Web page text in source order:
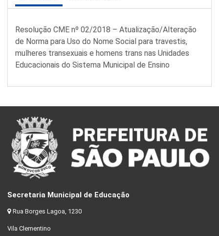
Resolução CME nº 02/2018 – Atualização/Alteração
de Norma para Uso do Nome Social para travestis,
mulheres transexuais e homens trans nas Unidades
Educacionais do Sistema Municipal de Ensino
Secretaria Municipal de Educação
Rua Borges Lagoa, 1230
Vila Clementino